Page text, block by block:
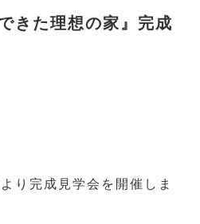
きた理想の家』完成
り完成見学会を開催しま